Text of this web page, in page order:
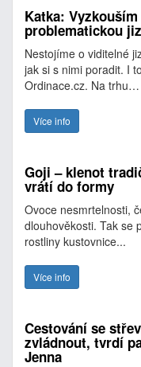
Katka:
problematickou
Nestojíme o viditelné
jak si s nimi poradit. I
Ordinace.cz. Na trhu…
Více info
Goji – klenot
vrátí do formy
Ovoce nesmrtelnosti,
dlouhověkosti. Tak se
rostliny kustovnice...
Více info
Cestování se
zvládnout, tvrdí
Jenna